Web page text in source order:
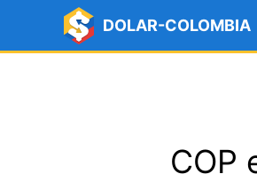
DOLAR-COLOMBIA
COP